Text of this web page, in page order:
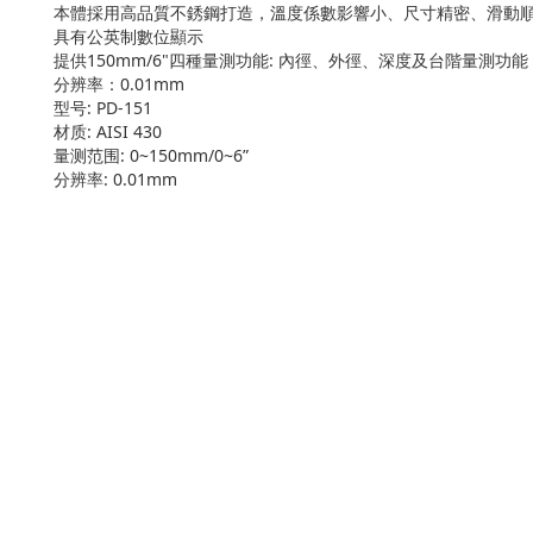
本體採用高品質不銹鋼打造，溫度係數影響小、尺寸精密、滑動
具有公英制數位顯示
提供150mm/6"四種量測功能: 內徑、外徑、深度及台階量測功能
分辨率：0.01mm
型号: PD-151
材质: AISI 430
量测范围: 0~150mm/0~6”
分辨率: 0.01mm